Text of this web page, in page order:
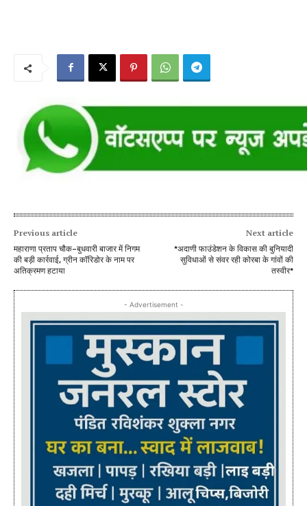
Previous article
महाराणा प्रताप चौक–बुधवारी बाजार में निगम
की बड़ी कार्रवाई, ग्रीन कॉरिडोर के नाम पर
अतिक्रमण हटाया
Next article
*अदाणी फाउंडेशन के विकास की बुनियादी
सुविधाओं से संवर रही कोरबा के गांवों की
तस्वीर*
- Advertisement -